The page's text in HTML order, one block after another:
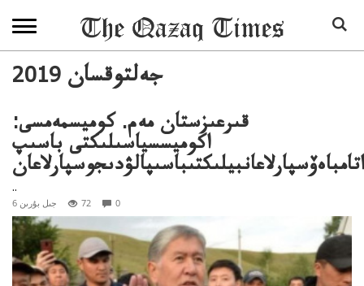
2019 جەلتوقسان
قىرعىزستان مەم. كوميسمەمسى:
اكوميسسياسىلىكتى باسىپ
اتامباەۆسپارلاعانبيلىكتىباسىپالۋدىجوسپارلاعان
..
6 جىل بۇرىن 72 0